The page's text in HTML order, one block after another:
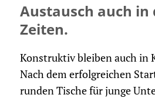
Austausch auch in
Zeiten.
Konstruktiv bleiben auch in
Nach dem erfolgreichen
runden Tische für junge